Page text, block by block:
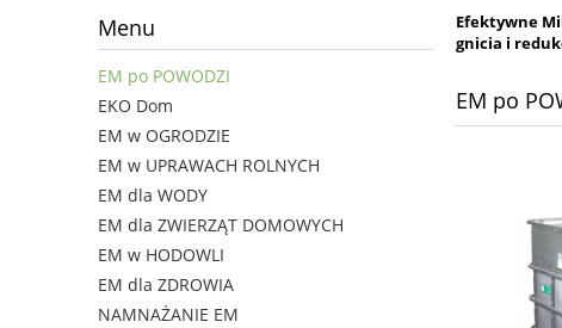
Menu
EM po POWODZI
EKO Dom
EM w OGRODZIE
EM w UPRAWACH ROLNYCH
EM dla WODY
EM dla ZWIERZĄT DOMOWYCH
EM w HODOWLI
EM dla ZDROWIA
NAMNAŻANIE EM
Efektywne
gnicia i
EM po